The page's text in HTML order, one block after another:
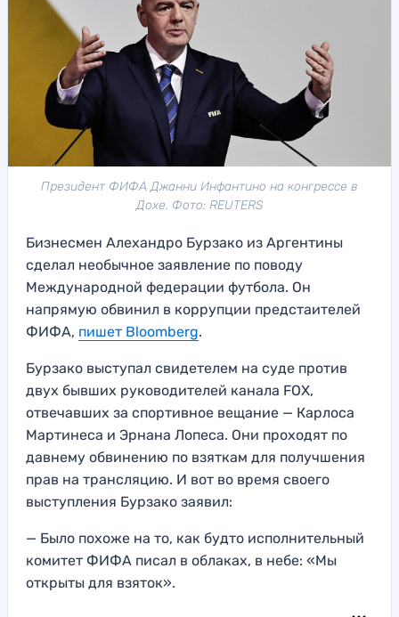
Президент ФИФА Джанни Инфантино на конгрессе в
Дохе. Фото: REUTERS
Бизнесмен Алехандро Бурзако из Аргентины
сделал необычное заявление по поводу
Международной федерации футбола. Он
напрямую обвинил в коррупции предстаителей
ФИФА, пишет Bloomberg.
Бурзако выступал свидетелем на суде против
двух бывших руководителей канала FOX,
отвечавших за спортивное вещание — Карлоса
Мартинеса и Эрнана Лопеса. Они проходят по
давнему обвинению по взяткам для получшения
прав на трансляцию. И вот во время своего
выступления Бурзако заявил:
— Было похоже на то, как будто исполнительный
комитет ФИФА писал в облаках, в небе: «Мы
открыты для взяток».